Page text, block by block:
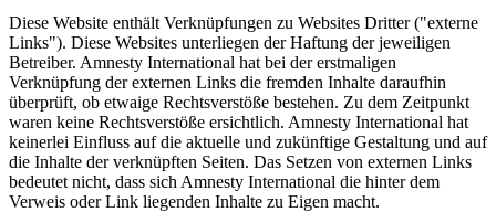
Diese Website enthält Verknüpfungen zu Websites Dritter ("externe
Links"). Diese Websites unterliegen der Haftung der jeweiligen
Betreiber. Amnesty International hat bei der erstmaligen
Verknüpfung der externen Links die fremden Inhalte daraufhin
überprüft, ob etwaige Rechtsverstöße bestehen. Zu dem Zeitpunkt
waren keine Rechtsverstöße ersichtlich. Amnesty International hat
keinerlei Einfluss auf die aktuelle und zukünftige Gestaltung und auf
die Inhalte der verknüpften Seiten. Das Setzen von externen Links
bedeutet nicht, dass sich Amnesty International die hinter dem
Verweis oder Link liegenden Inhalte zu Eigen macht.